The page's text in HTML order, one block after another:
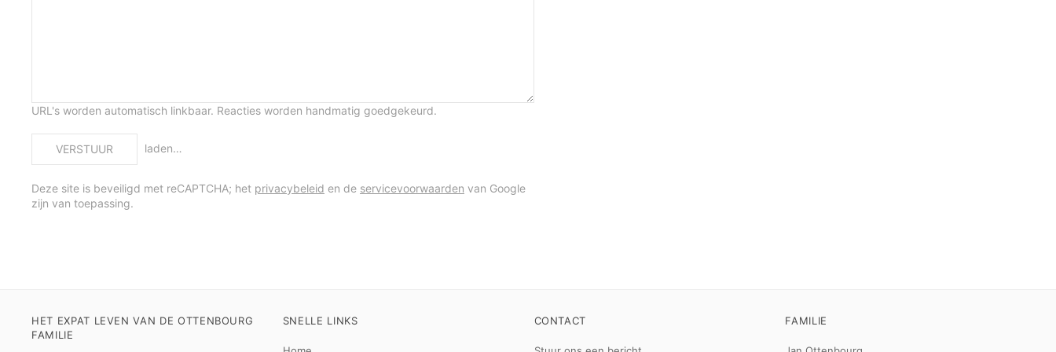
URL's worden automatisch linkbaar. Reacties worden handmatig goedgekeurd.
VERSTUUR laden…
Deze site is beveiligd met reCAPTCHA; het privacybeleid en de servicevoorwaarden van Google
zijn van toepassing.
HET EXPAT LEVEN VAN DE OTTENBOURG
FAMILIE
SNELLE LINKS CONTACT FAMILIE